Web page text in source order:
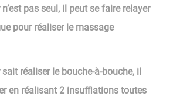
pas seul, il peut se faire relayer
pour réaliser le massage
réaliser le bouche-à-bouche, il
en réalisant 2 insufflations toutes